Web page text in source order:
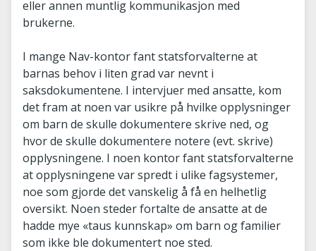
eller annen muntlig kommunikasjon med
brukerne.
I mange Nav-kontor fant statsforvalterne at
barnas behov i liten grad var nevnt i
saksdokumentene. I intervjuer med ansatte, kom
det fram at noen var usikre på hvilke opplysninger
om barn de skulle dokumentere skrive ned, og
hvor de skulle dokumentere notere (evt. skrive)
opplysningene. I noen kontor fant statsforvalterne
at opplysningene var spredt i ulike fagsystemer,
noe som gjorde det vanskelig å få en helhetlig
oversikt. Noen steder fortalte de ansatte at de
hadde mye «taus kunnskap» om barn og familier
som ikke ble dokumentert noe sted.